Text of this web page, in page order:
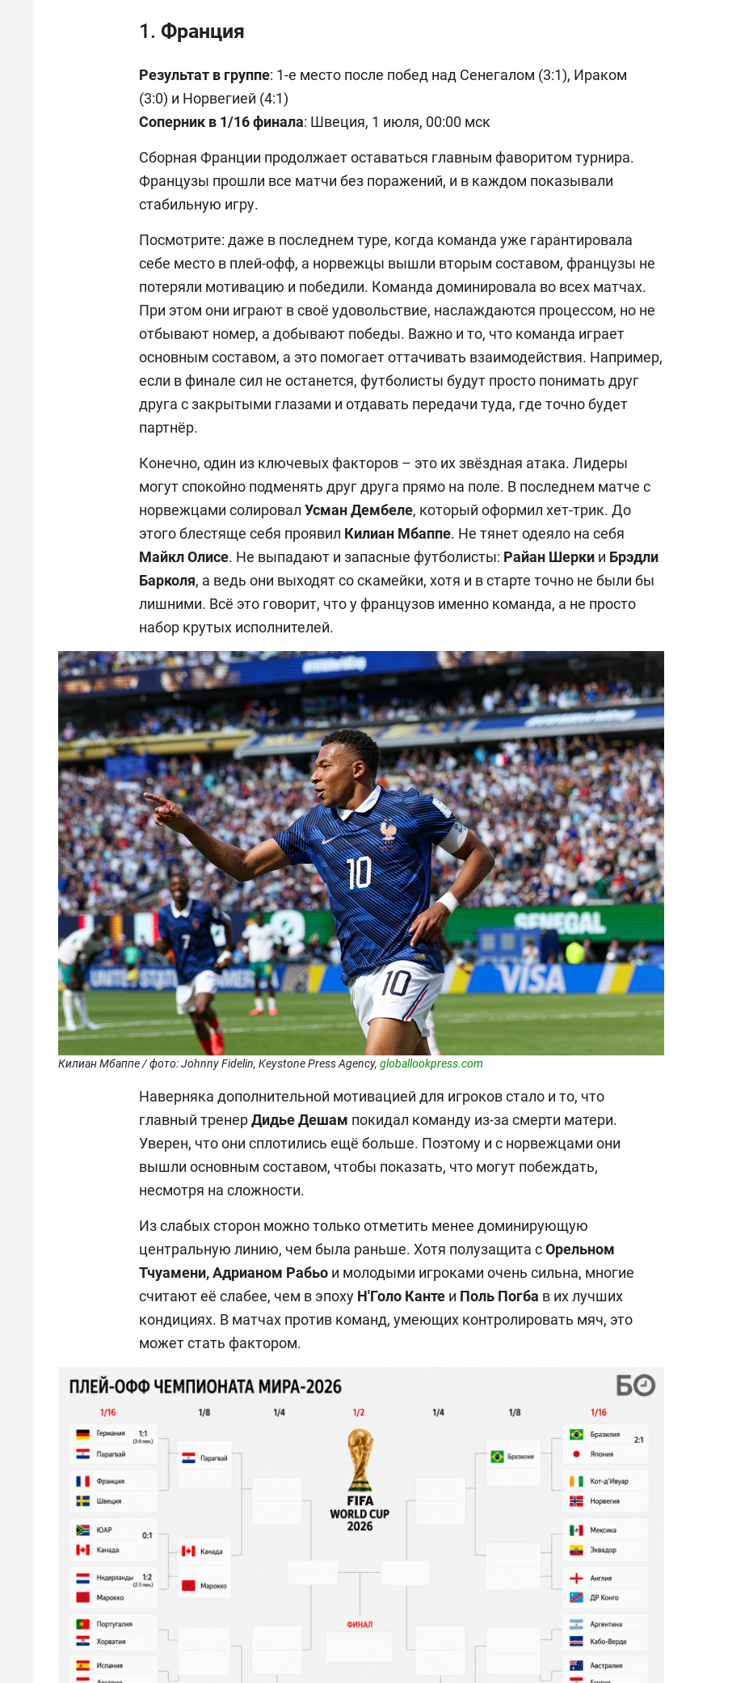
1. Франция
Результат в группе: 1-е место после побед над Сенегалом (3:1), Ираком
(3:0) и Норвегией (4:1)
Соперник в 1/16 финала: Швеция, 1 июля, 00:00 мск
Сборная Франции продолжает оставаться главным фаворитом турнира.
Французы прошли все матчи без поражений, и в каждом показывали
стабильную игру.
Посмотрите: даже в последнем туре, когда команда уже гарантировала
себе место в плей-офф, а норвежцы вышли вторым составом, французы не
потеряли мотивацию и победили. Команда доминировала во всех матчах.
При этом они играют в своё удовольствие, наслаждаются процессом, но не
отбывают номер, а добывают победы. Важно и то, что команда играет
основным составом, а это помогает оттачивать взаимодействия. Например,
если в финале сил не останется, футболисты будут просто понимать друг
друга с закрытыми глазами и отдавать передачи туда, где точно будет
партнёр.
Конечно, один из ключевых факторов – это их звёздная атака. Лидеры
могут спокойно подменять друг друга прямо на поле. В последнем матче с
норвежцами солировал Усман Дембеле, который оформил хет-трик. До
этого блестяще себя проявил Килиан Мбаппе. Не тянет одеяло на себя
Майкл Олисе. Не выпадают и запасные футболисты: Райан Шерки и Брэдли
Барколя, а ведь они выходят со скамейки, хотя и в старте точно не были бы
лишними. Всё это говорит, что у французов именно команда, а не просто
набор крутых исполнителей.
Килиан Мбаппе / фото: Johnny Fidelin, Keystone Press Agency, globallookpress.com
Наверняка дополнительной мотивацией для игроков стало и то, что
главный тренерДидье Дешам покидал команду из-за смерти матери.
Уверен, что они сплотились ещё больше. Поэтому и с норвежцами они
вышли основным составом, чтобы показать, что могут побеждать,
несмотря на сложности.
Из слабых сторон можно только отметить менее доминирующую
центральную линию, чем была раньше. Хотя полузащита сОрельном
Тчуамени, Адрианом Рабьо и молодыми игроками очень сильна, многие
считают её слабее, чем в эпоху Н'Голо Канте и Поль Погба в их лучших
кондициях. В матчах против команд, умеющих контролировать мяч, это
может стать фактором.